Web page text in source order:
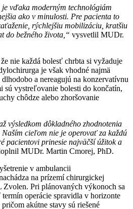
je vďaka moderným technológiám
ako v minulosti. Pre pacienta to
rýchlejšiu mobilizáciu, kratšiu
do bežného života,“ vysvetlil MUDr.
nie každá bolesť chrbta si vyžaduje
je však vhodné najmä
a nereagujú na konzervatívnu
sú vystreľovanie bolesti do končatín,
chôdze alebo zhoršovanie
výsledkom dôkladného zhodnotenia
cieľom nie je operovať za každú
pacientovi prinesie najväčší úžitok a
MUDr. Martin Cmorej, PhD.
v ambulancii
na prízemí chirurgickej
Pri plánovaných výkonoch sa
operácie spravidla v horizonte
akútne stavy sú riešené